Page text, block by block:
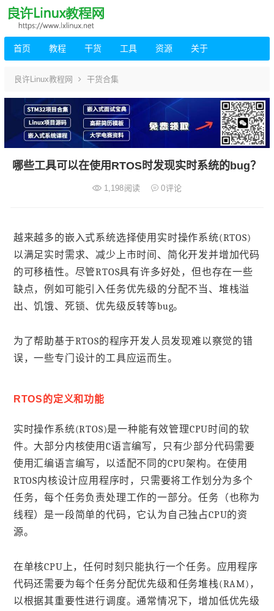
首页 教程 干货 工具 资源 关于
良许Linux教程网 干货合集
哪些工具可以在使用RTOS时发现实时系统的bug？
1,198阅读 0评论
越来越多的嵌入式系统选择使用实时操作系统(RTOS)
以满足实时需求、减少上市时间、简化开发并增加代码
的可移植性。尽管RTOS具有许多好处，但也存在一些
缺点，例如可能引入任务优先级的分配不当、堆栈溢
出、饥饿、死锁、优先级反转等bug。
为了帮助基于RTOS的程序开发人员发现难以察觉的错
误，一些专门设计的工具应运而生。
RTOS的定义和功能
实时操作系统(RTOS)是一种能有效管理CPU时间的软
件。大部分内核使用C语言编写，只有少部分代码需要
使用汇编语言编写，以适配不同的CPU架构。在使用
RTOS内核设计应用程序时，只需要将工作划分为多个
任务，每个任务负责处理工作的一部分。任务（也称为
线程）是一段简单的代码，它认为自己独占CPU的资
源。
在单核CPU上，任何时刻只能执行一个任务。应用程序
代码还需要为每个任务分配优先级和任务堆栈(RAM)，
以根据其重要性进行调度。通常情况下，增加低优先级